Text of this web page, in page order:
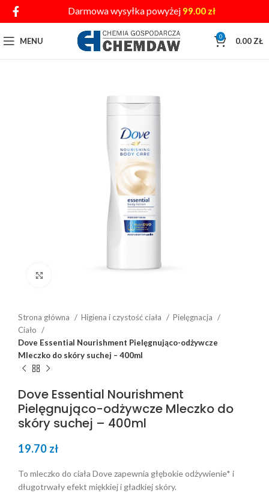
Darmowa wysyłka powyżej 99.00 zł
MENU 0 0.00 ZŁ
Strona główna Higiena i czystość ciała
Pielęgnacja
Ciało
Dove Essential Nourishment Pielęgnująco-odżywcze
Mleczko do skóry suchej – 400ml
Dove Essential Nourishment
Pielęgnująco-odżywcze Mleczko do
skóry suchej – 400ml
19.70 zł
To mleczko do ciała Dove zapewnia głębokie odżywienie* i
długotrwały efekt miękkiej i gładkiej skóry.